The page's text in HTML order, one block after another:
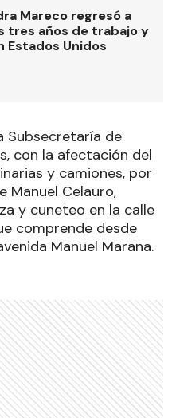
Mareco regresó a
tres años de trabajo y
Estados Unidos
Subsecretaría de
con la afectación del
y camiones, por
Manuel Celauro,
y cuneteo en la calle
comprende desde
Manuel Marana.